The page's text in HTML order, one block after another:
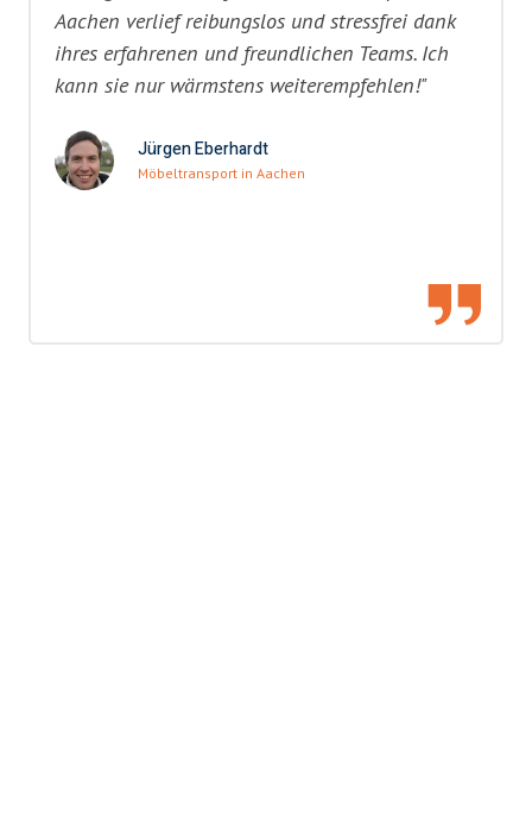
Aachen verlief reibungslos und stressfrei dank
ihres erfahrenen und freundlichen Teams. Ich
kann sie nur wärmstens weiterempfehlen!"
Jürgen Eberhardt
Möbeltransport in Aachen